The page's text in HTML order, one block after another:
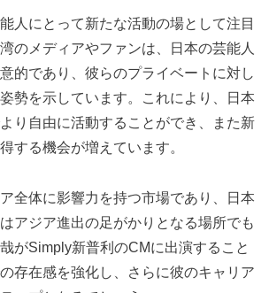
人にとって新たな活動の場として注目
のメディアやファンは、日本の芸能人
的であり、彼らのプライベートに対し
勢を示しています。これにより、日本
り自由に活動することができ、また新
する機会が増えています。
全体に影響力を持つ市場であり、日本
アジア進出の足がかりとなる場所でも
がSimply新普利のCMに出演すること
存在感を強化し、さらに彼のキャリア